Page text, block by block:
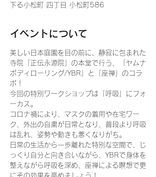
下る小松町 四丁目 小松町586
イベントについて
美しい日本庭園を目の前に、静寂に包まれた
寺院「正伝永源院」の本堂で行う、「ヤムナ
ボディローリング/YBR」と「座禅」のコラ
ボ！
今回の特別ワークショップは「呼吸」にフォ
ーカス。
コロナ禍により、マスクの着用や在宅ワー
ク、外出の自粛が日常となり、普段より呼吸
は乱れ、姿勢や動きも悪くなりがち。
日常の生活から一歩離れた特別な空間で、じ
っくり自分と向き合いながら、YBRで身体を
整えながら呼吸を深め、座禅による瞑想で更